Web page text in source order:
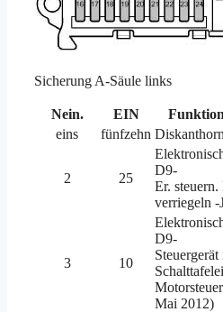
Sicherung A-Säule links
Nein. EIN
eins
fünfzehn
2 25
D9-
Er.
verriegeln -
3 10
D9-
Steuergerät
Mai 2012)